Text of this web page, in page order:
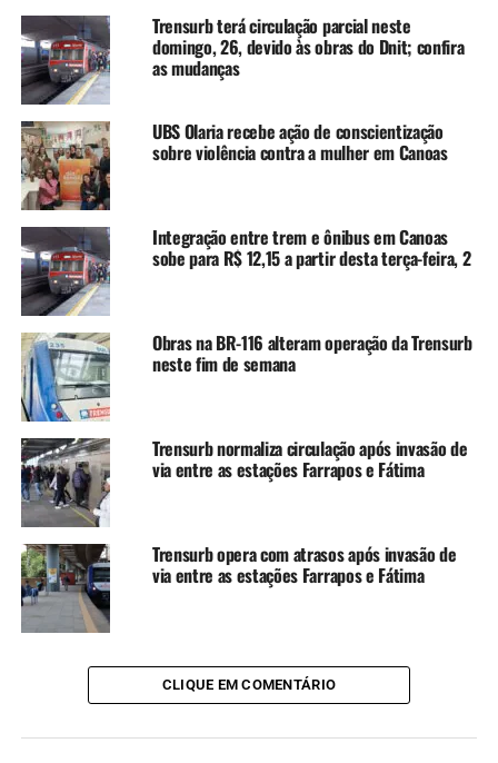
De acordo com dados divulgados pelas instituições, desde
o início da parceria foram realizadas mais de 140 ações
nas estações, alcançando cerca de 49 mil usuários do
metrô nos seis municípios atendidos pela linha do trem.
Nesse período, aproximadamente 580 pessoas receberam
atendimento no Cantinho do Desabafo. Apenas em 2025,
foram contabilizadas 50 ações, que impactaram mais de
17 mil pessoas, com mais de 80 atendimentos
individuais.
O projeto Help também oferece acompanhamento aos
participantes das atividades presenciais e disponibiliza
atendimento remoto por telefone e WhatsApp, por meio
do número nacional (11) 2392-6910.
As próximas ações do programa Vida sobre Trilhos já têm
cronograma definido para o mês de janeiro, sempre aos
sábados, das 10h às 12h:
3 de janeiro – Estação Novo Hamburgo
10 de janeiro – Estação São Leopoldo
17 de janeiro – Estação Mathias Velho
24 de janeiro – Estação Mercado
Trensurb terá circulação parcial neste
domingo, 26, devido às obras do Dnit; confira
as mudanças
UBS Olaria recebe ação de conscientização
sobre violência contra a mulher em Canoas
Integração entre trem e ônibus em Canoas
sobe para R$ 12,15 a partir desta terça-feira, 2
Obras na BR-116 alteram operação da Trensurb
neste fim de semana
Trensurb normaliza circulação após invasão de
via entre as estações Farrapos e Fátima
Trensurb opera com atrasos após invasão de
via entre as estações Farrapos e Fátima
CLIQUE EM COMENTÁRIO